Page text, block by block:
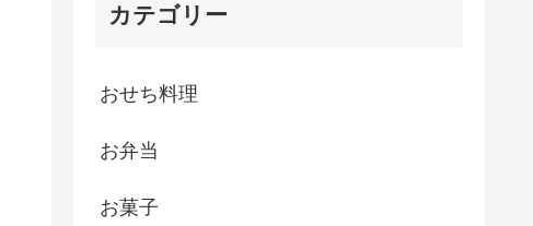
カテゴリー
おせち料理
お弁当
お菓子